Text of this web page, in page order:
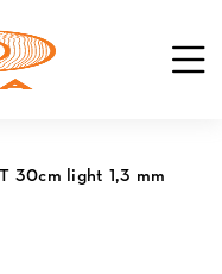
T 30cm light 1,3 mm